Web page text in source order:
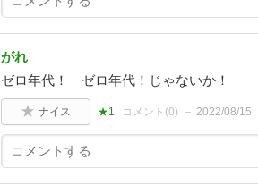
がれ
ゼロ年代！ ゼロ年代！じゃないか！
ナイス ★1 コメント(0) 2022/08/15